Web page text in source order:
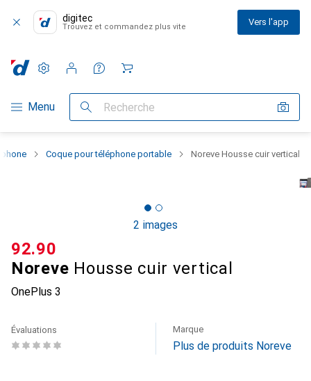
digitec
Trouvez et commandez plus vite Vers l'app
Navigation par catégorie
Menu Recherche
Paramètres
Compte client
Listes de comparaison
Listes d'envies
Panier
Coque pour téléphone portable Noreve Housse cuir vertical
2 images
Noreve Housse cuir vertical
OnePlus 3
CHF
92.90
Évaluations Marque
Plus de produits Noreve